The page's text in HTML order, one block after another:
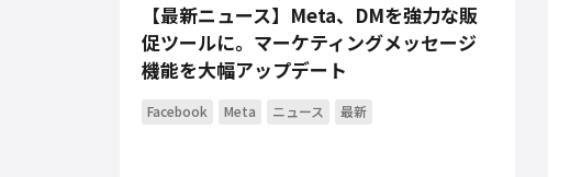
【最新ニュース】Meta、DMを強力な販
促ツールに。マーケティングメッセージ
機能を大幅アップデート
Facebook Meta ニュース 最新